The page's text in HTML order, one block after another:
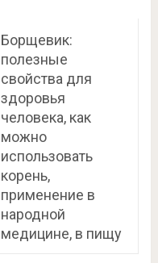
Борщевик:
полезные
свойства для
здоровья
человека, как
можно
использовать
корень,
применение в
народной
медицине, в пищу